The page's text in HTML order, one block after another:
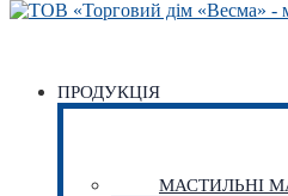
ПРОДУКЦІЯ
МАСТИЛЬНІ